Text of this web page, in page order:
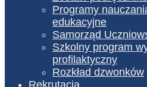
Programy
edukacyjne
Samorząd
Szkolny program
profilaktyczny
Rozkład dzwonków
Rekrutacja